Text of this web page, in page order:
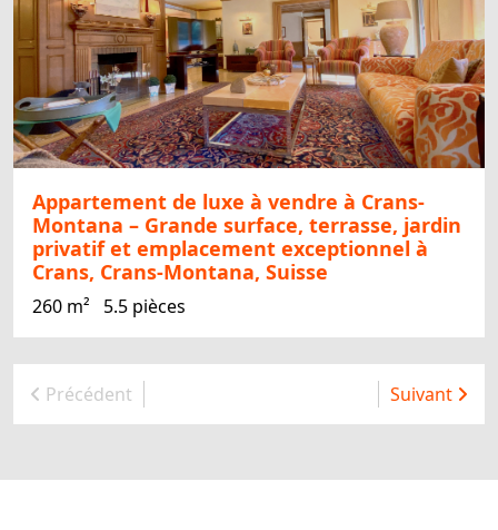
Appartement de luxe à vendre à Crans-
Montana – Grande surface, terrasse, jardin
privatif et emplacement exceptionnel à
Crans, Crans-Montana, Suisse
260 m² 5.5 pièces
Précédent Suivant